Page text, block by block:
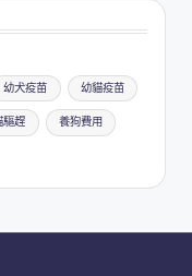
幼犬疫苗 幼貓疫苗
驅趕 養狗費用